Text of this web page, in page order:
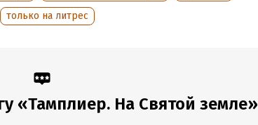
только на литрес
«Тамплиер. На Святой земле»